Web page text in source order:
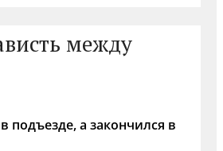
между
подъезде, а закончился в